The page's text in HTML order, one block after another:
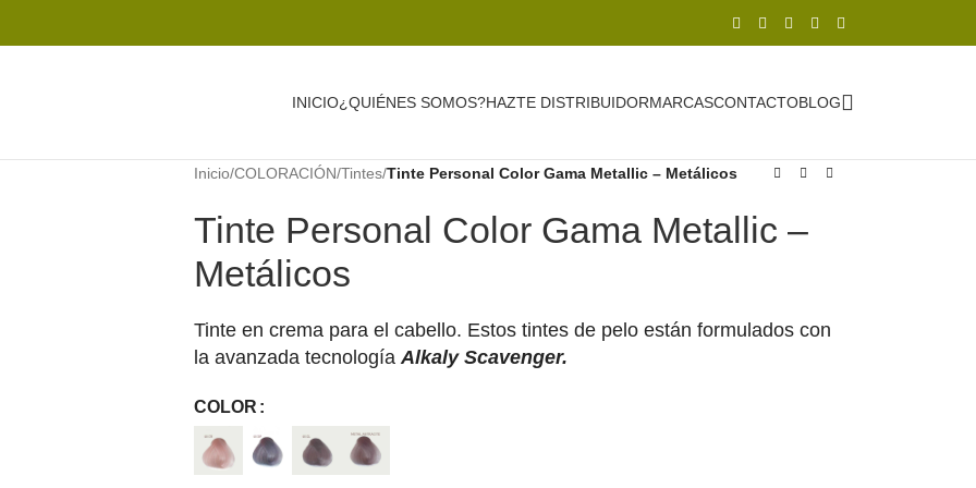
INICIO¿QUIÉNES SOMOS?HAZTE DISTRIBUIDORMARCASCONTACTOBLOG
Inicio/COLORACIÓN/Tintes/Tinte Personal Color Gama Metallic – Metálicos
Tinte Personal Color Gama Metallic –
Metálicos
Tinte en crema para el cabello. Estos tintes de pelo están formulados con
la avanzada tecnologíaAlkaly Scavenger.
COLOR